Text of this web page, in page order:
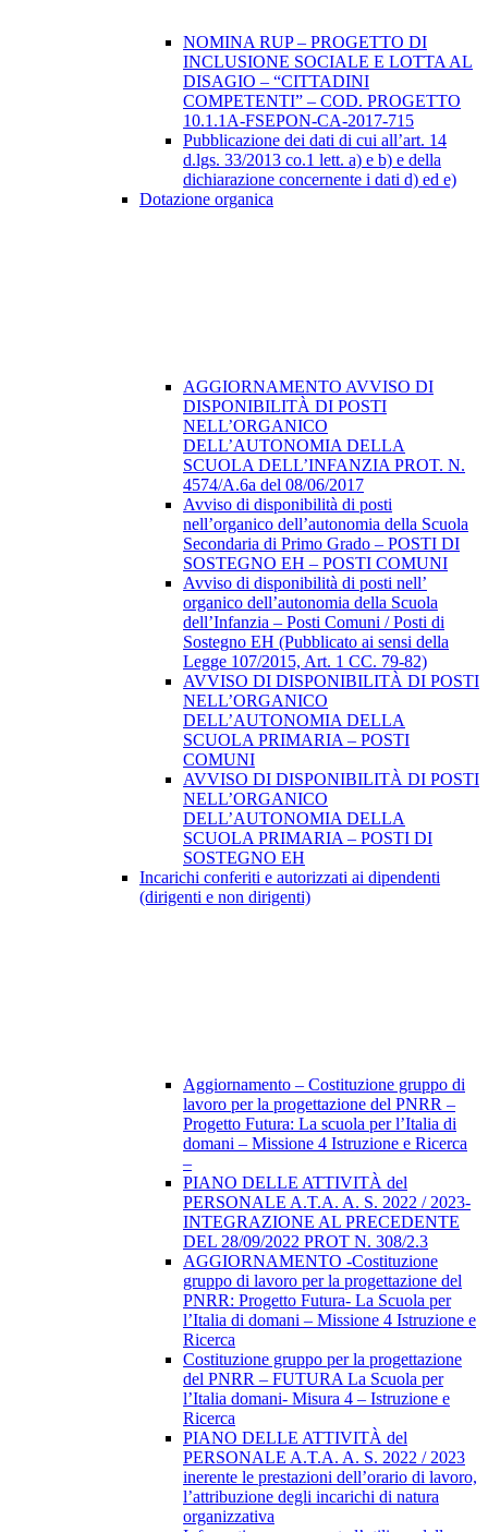
NOMINA RUP – PROGETTO DI
INCLUSIONE SOCIALE E LOTTA AL
DISAGIO – “CITTADINI
COMPETENTI” – COD. PROGETTO
10.1.1A-FSEPON-CA-2017-715
Pubblicazione dei dati di cui all’art. 14
d.lgs. 33/2013 co.1 lett. a) e b) e della
dichiarazione concernente i dati d) ed e)
Dotazione organica
AGGIORNAMENTO AVVISO DI
DISPONIBILITÀ DI POSTI
NELL’ORGANICO
DELL’AUTONOMIA DELLA
SCUOLA DELL’INFANZIA PROT. N.
4574/A.6a del 08/06/2017
Avviso di disponibilità di posti
nell’organico dell’autonomia della Scuola
Secondaria di Primo Grado – POSTI DI
SOSTEGNO EH – POSTI COMUNI
Avviso di disponibilità di posti nell’
organico dell’autonomia della Scuola
dell’Infanzia – Posti Comuni / Posti di
Sostegno EH (Pubblicato ai sensi della
Legge 107/2015, Art. 1 CC. 79-82)
AVVISO DI DISPONIBILITÀ DI POSTI
NELL’ORGANICO
DELL’AUTONOMIA DELLA
SCUOLA PRIMARIA – POSTI
COMUNI
AVVISO DI DISPONIBILITÀ DI POSTI
NELL’ORGANICO
DELL’AUTONOMIA DELLA
SCUOLA PRIMARIA – POSTI DI
SOSTEGNO EH
Incarichi conferiti e autorizzati ai dipendenti
(dirigenti e non dirigenti)
Aggiornamento – Costituzione gruppo di
lavoro per la progettazione del PNRR –
Progetto Futura: La scuola per l’Italia di
domani – Missione 4 Istruzione e Ricerca
–
PIANO DELLE ATTIVITÀ del
PERSONALE A.T.A. A. S. 2022 / 2023-
INTEGRAZIONE AL PRECEDENTE
DEL 28/09/2022 PROT N. 308/2.3
AGGIORNAMENTO -Costituzione
gruppo di lavoro per la progettazione del
PNRR: Progetto Futura- La Scuola per
l’Italia di domani – Missione 4 Istruzione e
Ricerca
Costituzione gruppo per la progettazione
del PNRR – FUTURA La Scuola per
l’Italia domani- Misura 4 – Istruzione e
Ricerca
PIANO DELLE ATTIVITÀ del
PERSONALE A.T.A. A. S. 2022 / 2023
inerente le prestazioni dell’orario di lavoro,
l’attribuzione degli incarichi di natura
organizzativa